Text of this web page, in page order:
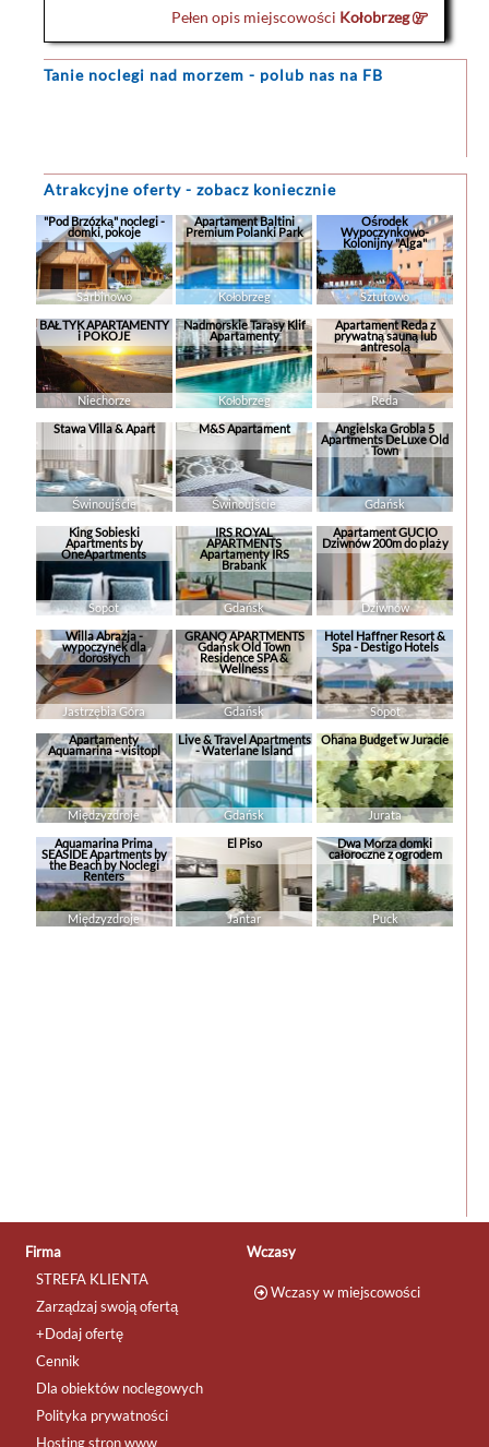
Pełen opis miejscowości Kołobrzeg
Tanie noclegi nad morzem - polub nas na FB
Atrakcyjne oferty - zobacz koniecznie
"Pod Brzózką" noclegi -
domki, pokoje
Sarbinowo
Apartament Baltini
Premium Polanki Park
Kołobrzeg
Ośrodek
Wypoczynkowo-
Kolonijny "Alga"
Sztutowo
BAŁTYK APARTAMENTY
i POKOJE
Niechorze
Nadmorskie Tarasy Klif
Apartamenty
Kołobrzeg
Apartament Reda z
prywatną sauną lub
antresolą
Reda
Stawa Villa & Apart
Świnoujście
M&S Apartament
Świnoujście
Angielska Grobla 5
Apartments DeLuxe Old
Town
Gdańsk
King Sobieski
Apartments by
OneApartments
Sopot
IRS ROYAL
APARTMENTS
Apartamenty IRS
Brabank
Gdańsk
Apartament GUCIO
Dziwnów 200m do plaży
Dziwnów
Willa Abrazja -
wypoczynek dla
dorosłych
Jastrzębia Góra
GRANO APARTMENTS
Gdańsk Old Town
Residence SPA &
Wellness
Gdańsk
Hotel Haffner Resort &
Spa - Destigo Hotels
Sopot
Apartamenty
Aquamarina - visitopl
Międzyzdroje
Live & Travel Apartments
- Waterlane Island
Gdańsk
Ohana Budget w Juracie
Jurata
Aquamarina Prima
SEASIDE Apartments by
the Beach by Noclegi
Renters
Międzyzdroje
El Piso
Jantar
Dwa Morza domki
całoroczne z ogrodem
Puck
Firma
STREFA KLIENTA
Zarządzaj swoją ofertą
+Dodaj ofertę
Cennik
Dla obiektów noclegowych
Polityka prywatności
Hosting stron www
Wczasy
Wczasy w miejscowości